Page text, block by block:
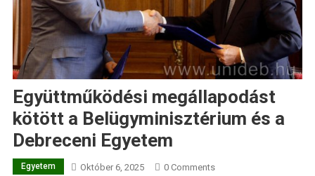
Együttműködési megállapodást
kötött a Belügyminisztérium és a
Debreceni Egyetem
Egyetem Október 6, 2025 0 Comments